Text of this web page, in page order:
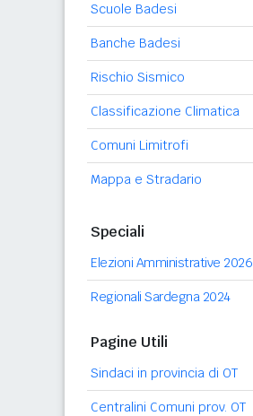
Scuole Badesi
Banche Badesi
Rischio Sismico
Classificazione Climatica
Comuni Limitrofi
Mappa e Stradario
Speciali
Elezioni Amministrative 2026
Regionali Sardegna 2024
Pagine Utili
Sindaci in provincia di OT
Centralini Comuni prov. OT